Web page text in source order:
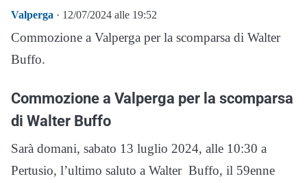
Valperga · 12/07/2024 alle 19:52
Commozione a Valperga per la scomparsa di Walter
Buffo.
Commozione a Valperga per la scomparsa
di Walter Buffo
Sarà domani, sabato 13 luglio 2024, alle 10:30 a
Pertusio, l’ultimo saluto a Walter Buffo, il 59enne